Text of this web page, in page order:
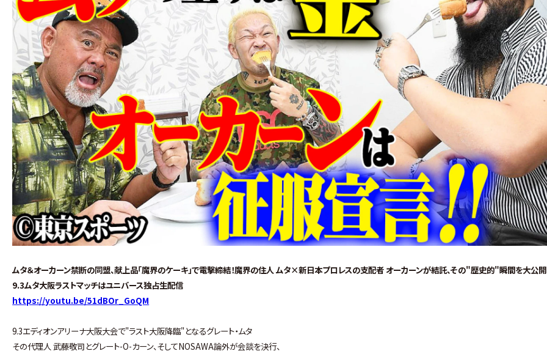
サ
ト
ムタ＆オーカーン禁断の同盟、献上品「魔界のケーキ」で電撃締結！魔界の住人 ムタ×新日本プロレスの支配者 オーカーンが結託、その"歴史的"瞬間を大公開
9.3ムタ大阪ラストマッチはユニバース独占生配信
https://youtu.be/51dBOr_GoQM
9.3エディオンアリーナ大阪大会で"ラスト大阪降臨"となるグレート・ムタ
その代理人 武藤敬司とグレート-O-カーン、そしてNOSAWA論外が会談を決行、